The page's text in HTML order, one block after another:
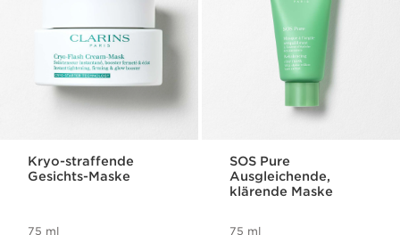
Kryo-straffende
Gesichts-Maske
75 ml
SOS Pure
Ausgleichende,
klärende Maske
75 ml